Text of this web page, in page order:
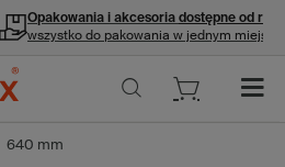
Opakowania i akcesoria dostępne od ręki
wszystko do pakowania w jednym miejscu
640 mm